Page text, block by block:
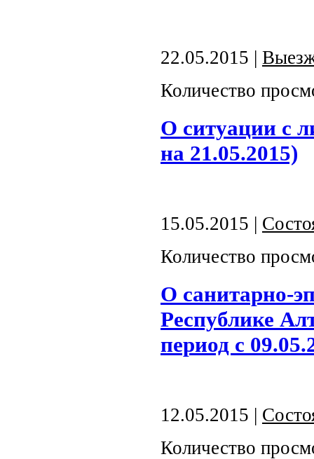
22.05.2015 |
Количество
О ситуации с
на 21.05.2015)
15.05.2015 |
Количество
О санитарно-
Республике
период с
12.05.2015 |
Количество